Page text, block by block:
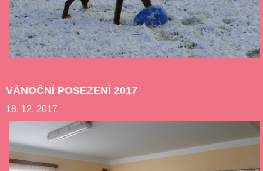
VÁNOČNÍ POSEZENÍ 2017
18. 12. 2017